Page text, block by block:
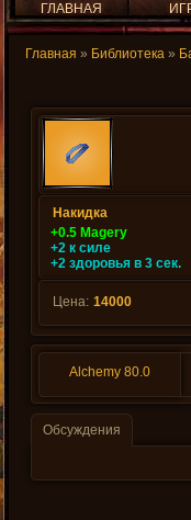
ГЛАВНАЯ
Главная » Библиотека »
Накидка
+0.5 Magery
+2 к силе
+2 здоровья в 3 сек.
Цена: 14000
Alchemy 80.0
Обсуждения